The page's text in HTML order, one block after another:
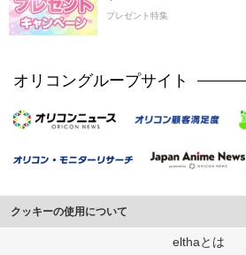
プレゼント特集
オリコングループサイト
クッキーの使用について
このサイトでは Cookie を使用して、ユーザーに
elthaとは